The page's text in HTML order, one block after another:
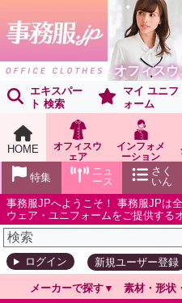
オフィス
エキスパー
ト 検索
マイ ユニフ
ォーム
HOME
オフィスウ
ェア
インフォメ
ーション
ショールー
ム
さく
いん
ニュ
ース
特集
事務服JPへようこそ！ 事務服JPは
ウェア・ユニフォームをご提供する
ログイン 新規ユーザー登録
メーカーで探す 素材・形状